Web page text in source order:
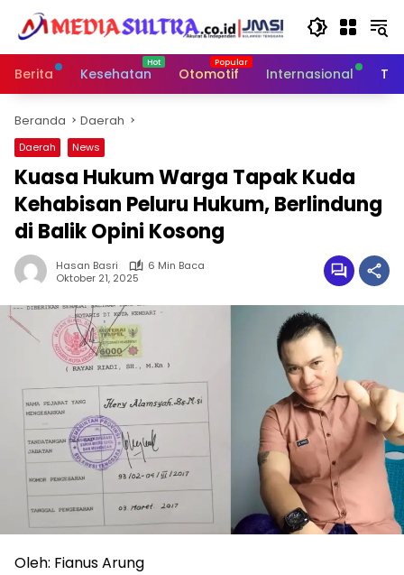
Langsung
konten
Berita
Kesehatan Otomotif Internasional
Beranda Daerah
Daerah News
Kuasa Hukum Warga Tapak Kuda
Kehabisan Peluru Hukum, Berlindung
di Balik Opini Kosong
Hasan Basri
6 Min Baca
Oktober 21, 2025
Oleh: Fianus Arung